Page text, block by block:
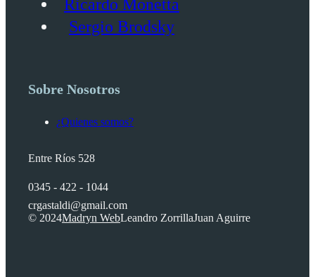
Ricardo Monetta
Sergio Brodsky
Sobre Nosotros
¿Quienes somos?
Entre Ríos 528
0345 - 422 - 1044
crgastaldi@gmail.com
© 2024Madryn WebLeandro ZorrillaJuan Aguirre